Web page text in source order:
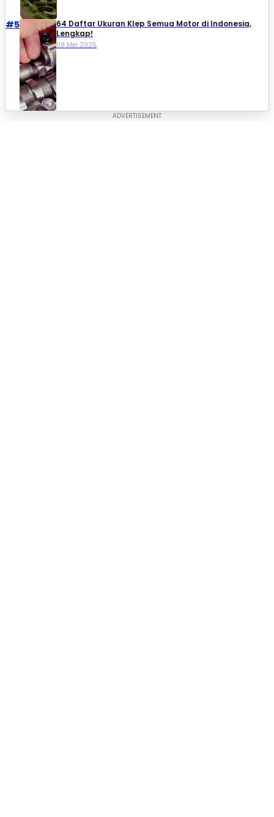
#5
64 Daftar Ukuran Klep Semua Motor di Indonesia,
Lengkap!
08 Mei 2025